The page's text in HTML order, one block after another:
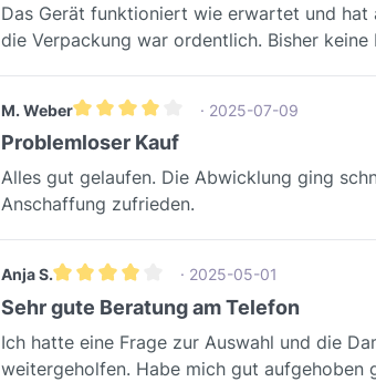
Das Gerät funktioniert wie erwartet und
die Verpackung war ordentlich. Bisher keine
M. Weber
Durchschnittliche Bewertung von 4 von 5
· 2025-07-09
Problemloser Kauf
Alles gut gelaufen. Die Abwicklung ging
Anschaffung zufrieden.
Anja S.
Durchschnittliche Bewertung von 4 von 5
· 2025-05-01
Sehr gute Beratung am Telefon
Ich hatte eine Frage zur Auswahl und die
weitergeholfen. Habe mich gut aufgehoben